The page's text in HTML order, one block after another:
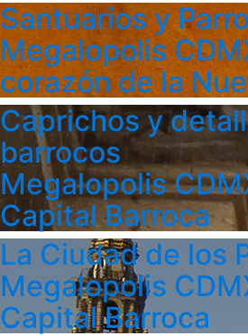
Santuarios y
Megalopolis
corazón de la
Caprichos y
barrocos
Megalopolis
Capital Barroca
La Ciudad de los
Megalopolis
Capital Barroca